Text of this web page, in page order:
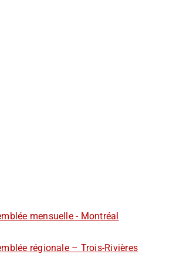
mensuelle - Montréal
régionale – Trois-Rivières